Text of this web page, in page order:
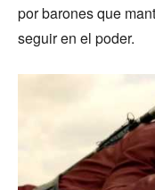
por barones que
seguir en el poder.